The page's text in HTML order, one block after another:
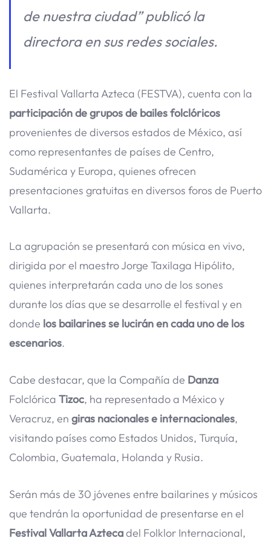
de nuestra ciudad” publicó la
directora en sus redes sociales.
El Festival Vallarta Azteca (FESTVA), cuenta con la
participación de grupos de bailes folclóricos
provenientes de diversos estados de México, así
como representantes de países de Centro,
Sudamérica y Europa, quienes ofrecen
presentaciones gratuitas en diversos foros de Puerto
Vallarta.
La agrupación se presentará con música en vivo,
dirigida por el maestro Jorge Taxilaga Hipólito,
quienes interpretarán cada uno de los sones
durante los días que se desarrolle el festival y en
donde los bailarines se lucirán en cada uno de los
escenarios.
Cabe destacar, que la Compañía de Danza
Folclórica Tizoc, ha representado a México y
Veracruz, en giras nacionales e internacionales,
visitando países como Estados Unidos, Turquía,
Colombia, Guatemala, Holanda y Rusia.
Serán más de 30 jóvenes entre bailarines y músicos
que tendrán la oportunidad de presentarse en el
Festival Vallarta Aztecadel Folklor Internacional,